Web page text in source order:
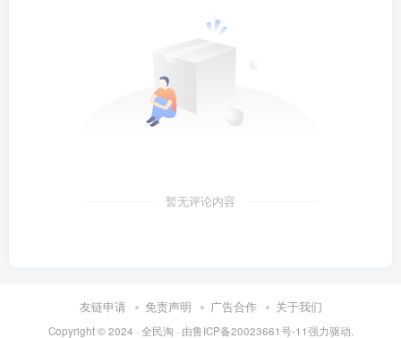
暂无评论内容
友链申请 免责声明 广告合作 关于我们
Copyright © 2024 · 全民淘 · 由鲁ICP备20023661号-11强力驱动.